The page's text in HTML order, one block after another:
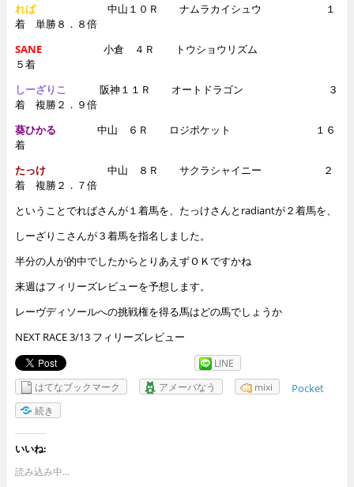
れば中山１０Ｒ ナムラカイシュウ １
着単勝８．８倍
SANE
小倉 ４Ｒ トウショウリズム
５着
しーざりこ
阪神１１Ｒ オートドラゴン ３
着複勝２．９倍
葵ひかる
中山 ６Ｒ ロジポケット １６
着
たっけ
中山 ８Ｒ サクラシャイニー ２
着複勝２．７倍
ということでればさんが１着馬を、たっけさんとradiantが２着馬を、
しーざりこさんが３着馬を指名しました。
半分の人が的中でしたからとりあえずＯＫですかね
来週はフィリーズレビューを予想します。
レーヴディソールへの挑戦権を得る馬はどの馬でしょうか
NEXT RACE 3/13 フィリーズレビュー
LINE
はてなブックマーク
アメーバなう mixi Pocket
続き
いいね:
読み込み中...